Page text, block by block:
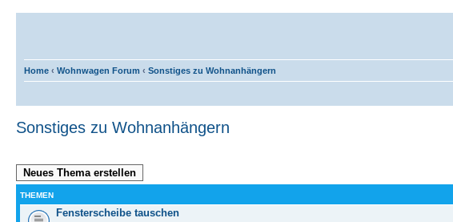
Home ‹ Wohnwagen Forum ‹ Sonstiges zu Wohnanhängern
Sonstiges zu Wohnanhängern
Neues Thema erstellen
THEMEN
Fensterscheibe tauschen